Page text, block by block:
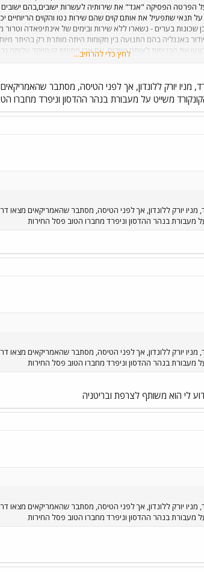
הפרטה הפסיקה "אגד" את שירותיה לעשרות ישובים,בהם ישובים
תנאי שתפעיל את אותם קוים שהם שירות נטו והקוים הריוחיים
שכונות בערים - נשארו ללא שירות ובימים של אינתיפאדה
באנגליה בהם התנועה בין מקומות היתה מותרת רק בהיתר
את הכניסות לאותם ישובים, אם אכן פתיחת קו מיוחד עלותה
תחרות. רמת-אביב - פ"ת זה רק בתור משל.
שלא כולנו צפונבונים?
לחץ כדי להרחיב...
יורק ללונדון, אך לפני הטיסה, מסתבר שהאמריקאים
משייט על מעבורת בנהר ההדסון וניפרד מחברו
יורק ללונדון, אך לפני הטיסה, מסתבר שהאמריקאים מצאו דרך
מעבורת בנהר ההדסון וניפרד מחברו הטוב פסל החירות
יורק ללונדון, אך לפני הטיסה, מסתבר שהאמריקאים מצאו דרך
מעבורת בנהר ההדסון וניפרד מחברו הטוב פסל החירות
לי הוא משותף לצרפת ובריטניה
יורק ללונדון, אך לפני הטיסה, מסתבר שהאמריקאים מצאו דרך
מעבורת בנהר ההדסון וניפרד מחברו הטוב פסל החירות